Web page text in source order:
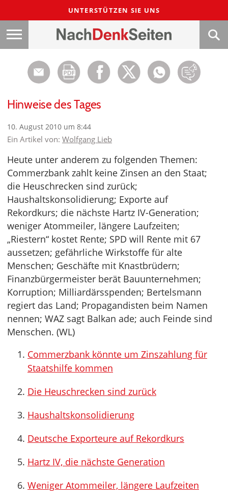
UNTERSTÜTZEN SIE UNS
Hinweise des Tages
10. August 2010 um 8:44
Ein Artikel von: Wolfgang Lieb
Heute unter anderem zu folgenden Themen:
Commerzbank zahlt keine Zinsen an den Staat;
die Heuschrecken sind zurück;
Haushaltskonsolidierung; Exporte auf
Rekordkurs; die nächste Hartz IV-Generation;
weniger Atommeiler, längere Laufzeiten;
„Riestern“ kostet Rente; SPD will Rente mit 67
aussetzen; gefährliche Wirkstoffe für alte
Menschen; Geschäfte mit Knastbrüdern;
Finanzbürgermeister berät Bauunternehmen;
Korruption; Milliardärsspenden; Bertelsmann
regiert das Land; Propagandisten beim Namen
nennen; WAZ sagt Balkan ade; auch Feinde sind
Menschen. (WL)
Commerzbank könnte um Zinszahlung für
Staatshilfe kommen
Die Heuschrecken sind zurück
Haushaltskonsolidierung
Deutsche Exporteure auf Rekordkurs
Hartz IV, die nächste Generation
Weniger Atommeiler, längere Laufzeiten